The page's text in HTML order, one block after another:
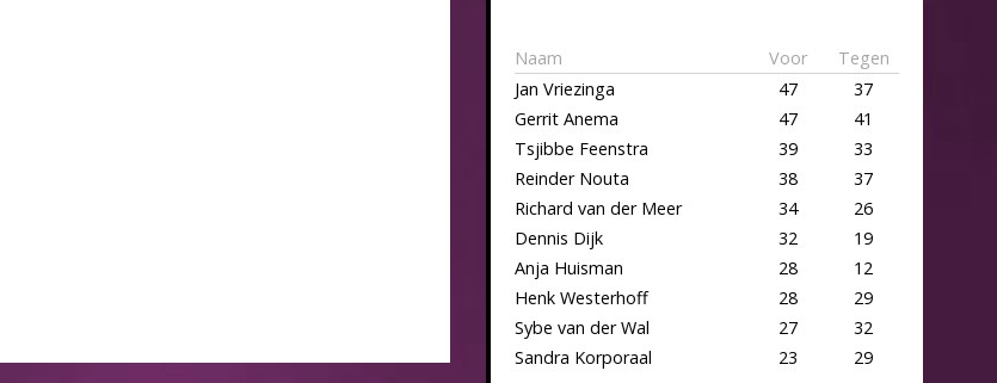
Naam Voor
Tegen
Jan Vriezinga
47
37
Gerrit Anema
47
41
Tsjibbe Feenstra
39
33
Reinder Nouta
38
37
Richard van der Meer
34
26
Dennis Dijk
32
19
Anja Huisman
28
12
Henk Westerhoff
28
29
Sybe van der Wal
27
32
Sandra Korporaal
23 29